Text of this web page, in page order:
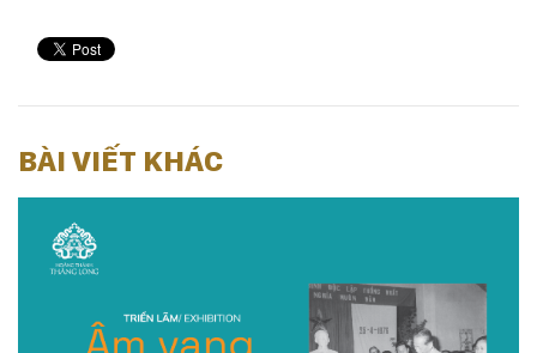
BÀI VIẾT KHÁC